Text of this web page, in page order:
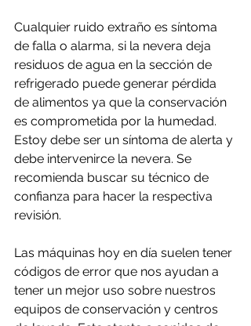
Cualquier ruido extraño es síntoma
de falla o alarma, si la nevera deja
residuos de agua en la sección de
refrigerado puede generar pérdida
de alimentos ya que la conservación
es comprometida por la humedad.
Estoy debe ser un síntoma de alerta y
debe intervenirce la nevera. Se
recomienda buscar su técnico de
confianza para hacer la respectiva
revisión.
Las máquinas hoy en día suelen tener
códigos de error que nos ayudan a
tener un mejor uso sobre nuestros
equipos de conservación y centros